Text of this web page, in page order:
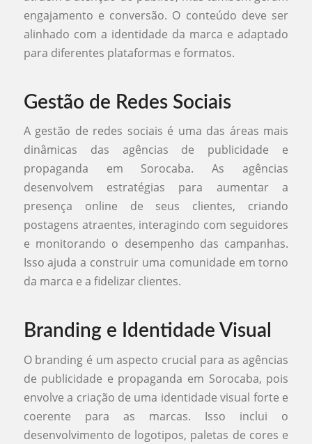
engajamento e conversão. O conteúdo deve ser
alinhado com a identidade da marca e adaptado
para diferentes plataformas e formatos.
Gestão de Redes Sociais
A gestão de redes sociais é uma das áreas mais
dinâmicas das agências de publicidade e
propaganda em Sorocaba. As agências
desenvolvem estratégias para aumentar a
presença online de seus clientes, criando
postagens atraentes, interagindo com seguidores
e monitorando o desempenho das campanhas.
Isso ajuda a construir uma comunidade em torno
da marca e a fidelizar clientes.
Branding e Identidade Visual
O branding é um aspecto crucial para as agências
de publicidade e propaganda em Sorocaba, pois
envolve a criação de uma identidade visual forte e
coerente para as marcas. Isso inclui o
desenvolvimento de logotipos, paletas de cores e